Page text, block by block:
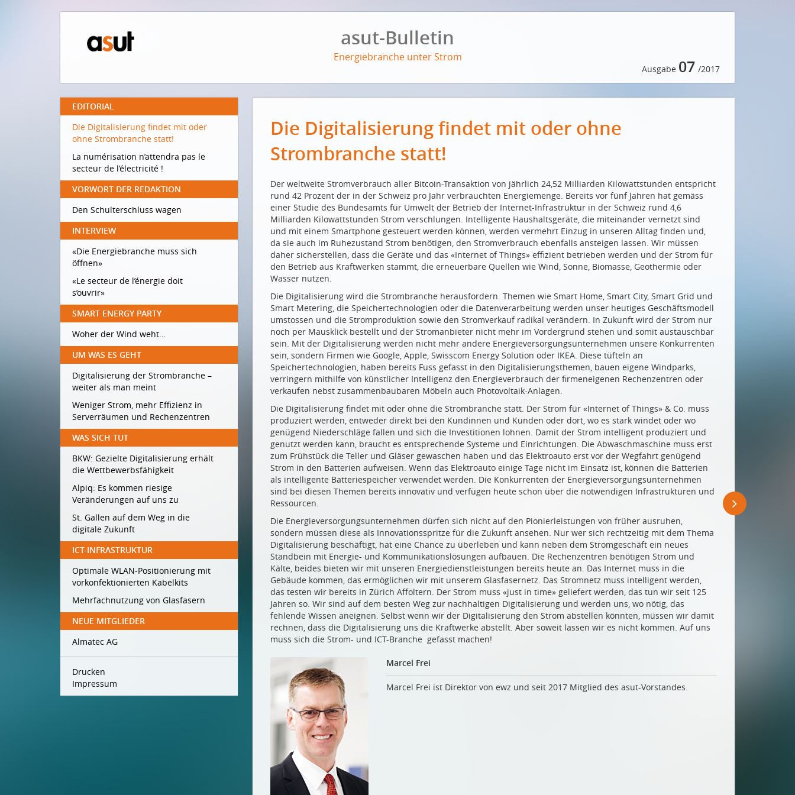
asut-Bulletin
Energiebranche unter Strom
Ausgabe 07 /2017
EDITORIAL
Die Digitalisierung findet mit oder
ohne Strombranche statt!
La numérisation n’attendra pas le
secteur de l’électricité !
VORWORT DER REDAKTION
Den Schulterschluss wagen
INTERVIEW
«Die Energiebranche muss sich
öffnen»
«Le secteur de l’énergie doit
s’ouvrir»
SMART ENERGY PARTY
Woher der Wind weht…
UM WAS ES GEHT
Digitalisierung der Strombranche –
weiter als man meint
Weniger Strom, mehr Effizienz in
Serverräumen und Rechenzentren
WAS SICH TUT
BKW: Gezielte Digitalisierung erhält
die Wettbewerbsfähigkeit
Alpiq: Es kommen riesige
Veränderungen auf uns zu
St. Gallen auf dem Weg in die
digitale Zukunft
ICT-INFRASTRUKTUR
Optimale WLAN-Positionierung mit
vorkonfektionierten Kabelkits
Mehrfachnutzung von Glasfasern
NEUE MITGLIEDER
Almatec AG
Drucken
Impressum
Die Digitalisierung findet mit oder ohne
Strombranche statt!
Der weltweite Stromverbrauch aller Bitcoin-Transaktion von jährlich 24,52 Milliarden Kilowattstunden entspricht
rund 42 Prozent der in der Schweiz pro Jahr verbrauchten Energiemenge. Bereits vor fünf Jahren hat gemäss
einer Studie des Bundesamts für Umwelt der Betrieb der Internet-Infrastruktur in der Schweiz rund 4,6
Milliarden Kilowattstunden Strom verschlungen. Intelligente Haushaltsgeräte, die miteinander vernetzt sind
und mit einem Smartphone gesteuert werden können, werden vermehrt Einzug in unseren Alltag finden und,
da sie auch im Ruhezustand Strom benötigen, den Stromverbrauch ebenfalls ansteigen lassen. Wir müssen
daher sicherstellen, dass die Geräte und das «Internet of Things» effizient betrieben werden und der Strom für
den Betrieb aus Kraftwerken stammt, die erneuerbare Quellen wie Wind, Sonne, Biomasse, Geothermie oder
Wasser nutzen.
Die Digitalisierung wird die Strombranche herausfordern. Themen wie Smart Home, Smart City, Smart Grid und
Smart Metering, die Speichertechnologien oder die Datenverarbeitung werden unser heutiges Geschäftsmodell
umstossen und die Stromproduktion sowie den Stromverkauf radikal verändern. In Zukunft wird der Strom nur
noch per Mausklick bestellt und der Stromanbieter nicht mehr im Vordergrund stehen und somit austauschbar
sein. Mit der Digitalisierung werden nicht mehr andere Energieversorgungsunternehmen unsere Konkurrenten
sein, sondern Firmen wie Google, Apple, Swisscom Energy Solution oder IKEA. Diese tüfteln an
Speichertechnologien, haben bereits Fuss gefasst in den Digitalisierungsthemen, bauen eigene Windparks,
verringern mithilfe von künstlicher Intelligenz den Energieverbrauch der firmeneigenen Rechenzentren oder
verkaufen nebst zusammenbaubaren Möbeln auch Photovoltaik-Anlagen.
Die Digitalisierung findet mit oder ohne die Strombranche statt. Der Strom für «Internet of Things» & Co. muss
produziert werden, entweder direkt bei den Kundinnen und Kunden oder dort, wo es stark windet oder wo
genügend Niederschläge fallen und sich die Investitionen lohnen. Damit der Strom intelligent produziert und
genutzt werden kann, braucht es entsprechende Systeme und Einrichtungen. Die Abwaschmaschine muss erst
zum Frühstück die Teller und Gläser gewaschen haben und das Elektroauto erst vor der Wegfahrt genügend
Strom in den Batterien aufweisen. Wenn das Elektroauto einige Tage nicht im Einsatz ist, können die Batterien
als intelligente Batteriespeicher verwendet werden. Die Konkurrenten der Energieversorgungsunternehmen
sind bei diesen Themen bereits innovativ und verfügen heute schon über die notwendigen Infrastrukturen und
Ressourcen.
Die Energieversorgungsunternehmen dürfen sich nicht auf den Pionierleistungen von früher ausruhen,
sondern müssen diese als Innovationsspritze für die Zukunft ansehen. Nur wer sich rechtzeitig mit dem Thema
Digitalisierung beschäftigt, hat eine Chance zu überleben und kann neben dem Stromgeschäft ein neues
Standbein mit Energie- und Kommunikationslösungen aufbauen. Die Rechenzentren benötigen Strom und
Kälte, beides bieten wir mit unseren Energiedienstleistungen bereits heute an. Das Internet muss in die
Gebäude kommen, das ermöglichen wir mit unserem Glasfasernetz. Das Stromnetz muss intelligent werden,
das testen wir bereits in Zürich Affoltern. Der Strom muss «just in time» geliefert werden, das tun wir seit 125
Jahren so. Wir sind auf dem besten Weg zur nachhaltigen Digitalisierung und werden uns, wo nötig, das
fehlende Wissen aneignen. Selbst wenn wir der Digitalisierung den Strom abstellen könnten, müssen wir damit
rechnen, dass die Digitalisierung uns die Kraftwerke abstellt. Aber soweit lassen wir es nicht kommen. Auf uns
muss sich die Strom- und ICT-Branche gefasst machen!
Marcel Frei
Marcel Frei ist Direktor von ewz und seit 2017 Mitglied des asut-Vorstandes.